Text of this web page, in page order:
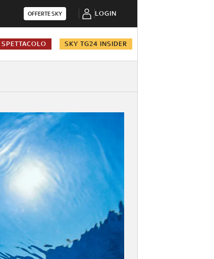
OFFERTE SKY LOGIN
SPETTACOLO SKY TG24 INSIDER